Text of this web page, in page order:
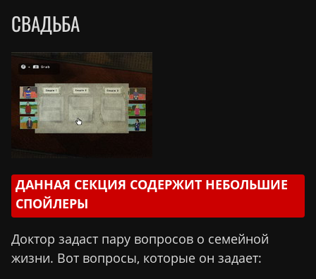
СВАДЬБА
ДАННАЯ СЕКЦИЯ СОДЕРЖИТ НЕБОЛЬШИЕ
СПОЙЛЕРЫ
Доктор задаст пару вопросов о семейной
жизни. Вот вопросы, которые он задает: